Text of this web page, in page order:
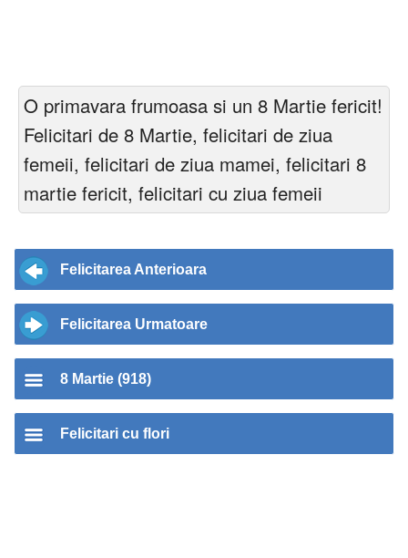
O primavara frumoasa si un 8 Martie fericit!
Felicitari de 8 Martie, felicitari de ziua
femeii, felicitari de ziua mamei, felicitari 8
martie fericit, felicitari cu ziua femeii
Felicitarea Anterioara
Felicitarea Urmatoare
8 Martie (918)
Felicitari cu flori